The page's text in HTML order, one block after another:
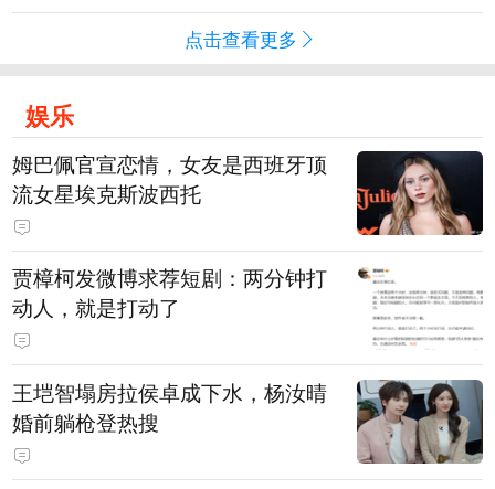
点击查看更多
娱乐
姆巴佩官宣恋情，女友是西班牙顶
流女星埃克斯波西托
贾樟柯发微博求荐短剧：两分钟打
动人，就是打动了
王垲智塌房拉侯卓成下水，杨汝晴
婚前躺枪登热搜